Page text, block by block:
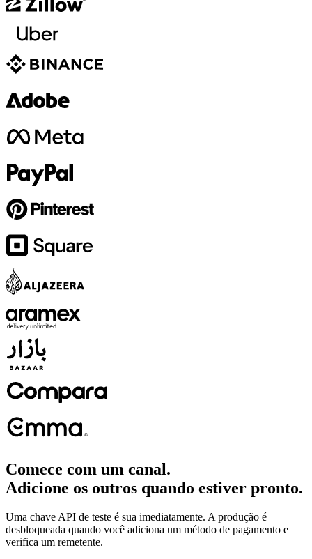
Comece com um canal.
Adicione os outros quando estiver pronto.
Uma chave API de teste é sua imediatamente. A produção é
desbloqueada quando você adiciona um método de pagamento e
verifica um remetente.